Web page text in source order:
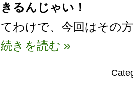
きるんじゃい！
てわけで、今回はその
続きを読む »